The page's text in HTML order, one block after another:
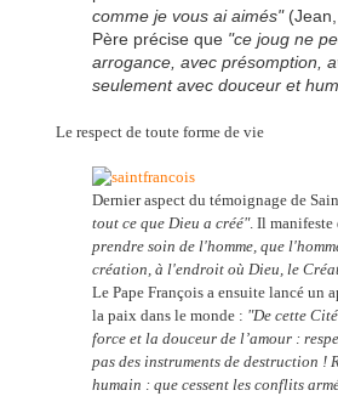
comme je vous ai aimés"(Jean,
Père précise que "ce joug ne
arrogance, avec présomption,
seulement avec douceur et
Le respect de toute forme de vie
Dernier aspect du témoignage de
tout ce que Dieu a créé". Il manifeste
prendre soin de l'homme, que
création, à l'endroit où Dieu, le
Le Pape François a ensuite lancé un
la paix dans le monde : "De cette
force et la douceur de l’amour :
pas des instruments de destruction !
humain : que cessent les conflits